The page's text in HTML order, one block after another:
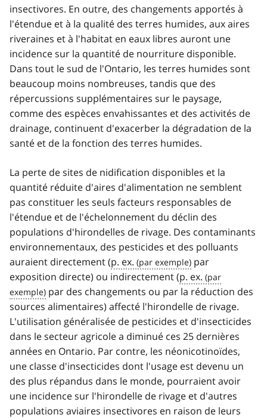
insectivores. En outre, des changements apportés à
l'étendue et à la qualité des terres humides, aux aires
riveraines et à l'habitat en eaux libres auront une
incidence sur la quantité de nourriture disponible.
Dans tout le sud de l'Ontario, les terres humides sont
beaucoup moins nombreuses, tandis que des
répercussions supplémentaires sur le paysage,
comme des espèces envahissantes et des activités de
drainage, continuent d'exacerber la dégradation de la
santé et de la fonction des terres humides.
La perte de sites de nidification disponibles et la
quantité réduite d'aires d'alimentation ne semblent
pas constituer les seuls facteurs responsables de
l'étendue et de l'échelonnement du déclin des
populations d'hirondelles de rivage. Des contaminants
environnementaux, des pesticides et des polluants
auraient directement (p. ex.
par
exposition directe) ou indirectement (p. ex.
par des changements ou par la réduction des
sources alimentaires) affecté l'hirondelle de rivage.
L'utilisation généralisée de pesticides et d'insecticides
dans le secteur agricole a diminué ces 25 dernières
années en Ontario. Par contre, les néonicotinoïdes,
une classe d'insecticides dont l'usage est devenu un
des plus répandus dans le monde, pourraient avoir
une incidence sur l'hirondelle de rivage et d'autres
populations aviaires insectivores en raison de leurs